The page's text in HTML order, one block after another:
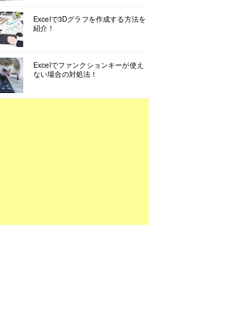
Excelで3Dグラフを作成する方法を
紹介！
Excelでファンクションキーが使え
ない場合の対処法！